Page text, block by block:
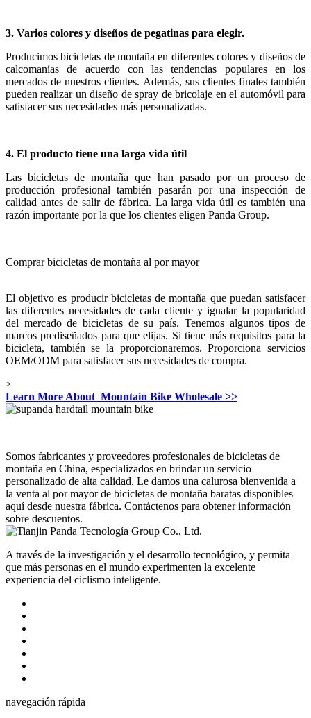
3. Varios colores y diseños de pegatinas para elegir.
Producimos bicicletas de montaña en diferentes colores y diseños de
calcomanías de acuerdo con las tendencias populares en los
mercados de nuestros clientes. Además, sus clientes finales también
pueden realizar un diseño de spray de bricolaje en el automóvil para
satisfacer sus necesidades más personalizadas.
4. El producto tiene una larga vida útil
Las bicicletas de montaña que han pasado por un proceso de
producción profesional también pasarán por una inspección de
calidad antes de salir de fábrica. La larga vida útil es también una
razón importante por la que los clientes eligen Panda Group.
Comprar bicicletas de montaña al por mayor
El objetivo es producir bicicletas de montaña que puedan satisfacer
las diferentes necesidades de cada cliente y igualar la popularidad
del mercado de bicicletas de su país. Tenemos algunos tipos de
marcos prediseñados para que elijas. Si tiene más requisitos para la
bicicleta, también se la proporcionaremos. Proporciona servicios
OEM/ODM para satisfacer sus necesidades de compra.
>
Learn More About Mountain Bike Wholesale >>
Somos fabricantes y proveedores profesionales de bicicletas de
montaña en China, especializados en brindar un servicio
personalizado de alta calidad. Le damos una calurosa bienvenida a
la venta al por mayor de bicicletas de montaña baratas disponibles
aquí desde nuestra fábrica. Contáctenos para obtener información
sobre descuentos.
A través de la investigación y el desarrollo tecnológico, y permita
que más personas en el mundo experimenten la excelente
experiencia del ciclismo inteligente.
navegación rápida